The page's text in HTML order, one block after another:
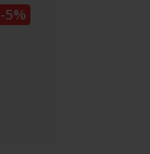
-5%